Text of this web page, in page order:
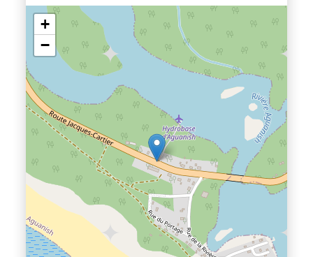
+
−